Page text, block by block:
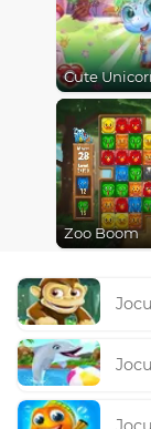
Cute
Zoo Boom